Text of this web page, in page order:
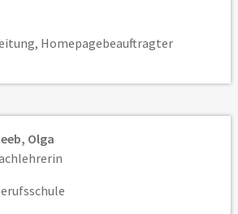
Homepagebeauftragter
Olga